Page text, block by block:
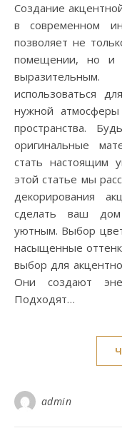
Создание акцентной стены стало популярным приемом
в современном
позволяет не
помещении, но и
использоваться
нужной
пространства.
оригинальные
стать настоящим
этой статье мы
декорирования
сделать ваш
уютным. Выбор
насыщенные
выбор для
Они создают
Подходят…
admin